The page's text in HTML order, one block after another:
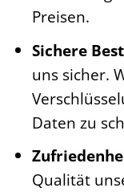
Preisen.
Sichere
uns sicher.
Daten zu
Qualität